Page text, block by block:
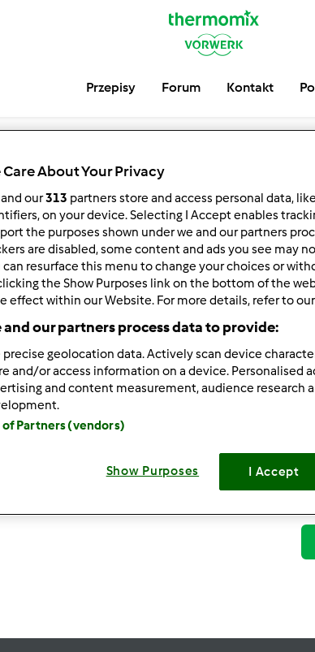
Przepisy Forum Kontakt
Obserwuj Block
Care About Your Privacy
our313 partners store and access personal data,
on your device. Selecting I Accept enables
the purposes shown under we and our partners
are disabled, some content and ads you see may
can resurface this menu to change your choices or
the Show Purposes link on the bottom of the
effect within our Website. For more details, refer to
and our partners process data to provide:
precise geolocation data. Actively scan device
and/or access information on a device. Personalised
and content measurement, audience research
of Partners (vendors)
Show Purposes I Accept